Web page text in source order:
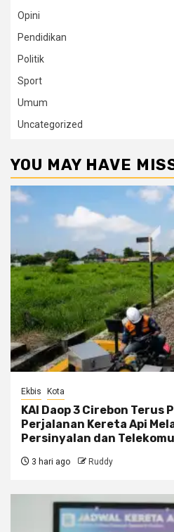
Opini
Pendidikan
Politik
Sport
Umum
Uncategorized
YOU MAY HAVE
Ekbis Kota
KAI Daop 3 Cirebon
Perjalanan Kereta Api
Persinyalan dan
3 hari ago Ruddy